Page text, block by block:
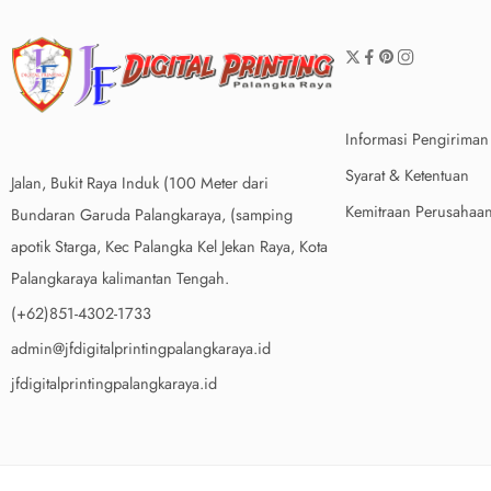
Jalan, Bukit Raya Induk (100 Meter dari
Bundaran Garuda Palangkaraya, (samping
apotik Starga, Kec Palangka Kel Jekan Raya, Kota
Palangkaraya kalimantan Tengah.
(+62)851-4302-1733
admin@jfdigitalprintingpalangkaraya.id
jfdigitalprintingpalangkaraya.id
Informasi Pengiriman
Syarat & Ketentuan
Kemitraan Perusahaan